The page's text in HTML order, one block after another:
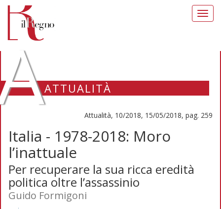
ATTUALITÀ
Attualità, 10/2018, 15/05/2018, pag. 259
Italia - 1978-2018: Moro
l’inattuale
Per recuperare la sua ricca eredità
politica oltre l’assassinio
Guido Formigoni